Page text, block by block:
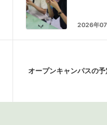
2026年07
オープンキャンパスの